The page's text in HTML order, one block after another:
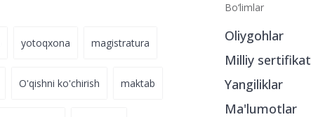
yotoqxona magistratura
O'qishni ko'chirish maktab
Bo‘limlar
Oliygohlar
Milliy sertifikat
Yangiliklar
Ma'lumotlar